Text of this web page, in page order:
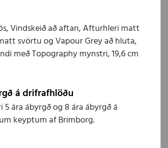
Vindskeið að aftan, Afturhleri matt
svörtu og Vapour Grey að hluta,
með Topography mynstri, 19,6 cm
á drifrafhlöðu
ára ábyrgð og 8 ára ábyrgð á
keyptum af Brimborg.